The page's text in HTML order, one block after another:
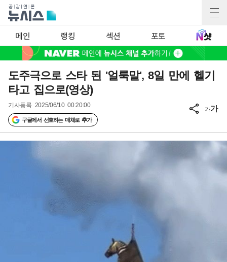
메인 랭킹 섹션 포토
도주극으로 스타 된 '얼룩말', 8일 만에 헬기
타고 집으로(영상)
기사등록 2025/06/10 00:20:00
구글에서 선호하는 매체로 추가
가가